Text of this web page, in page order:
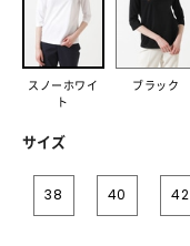
スノーホワイ
ト
ブラック
サイズ
38 40 42